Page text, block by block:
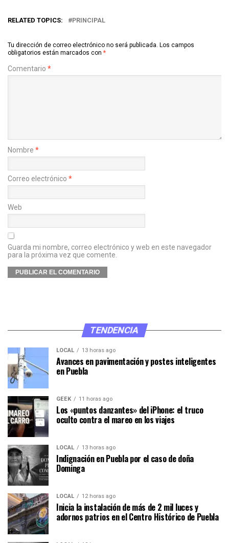
RELATED TOPICS: PRINCIPAL
Tu dirección de correo electrónico no será publicada. Los campos
obligatorios están marcados con *
Comentario *
Nombre *
Correo electrónico *
Web
Guarda mi nombre, correo electrónico y web en este navegador
para la próxima vez que comente.
TENDENCIA
LOCAL 13 horas ago
Avances en pavimentación y postes inteligentes
en Puebla
GEEK 11 horas ago
Los «puntos danzantes» del iPhone: el truco
oculto contra el mareo en los viajes
LOCAL 13 horas ago
Indignación en Puebla por el caso de doña
Dominga
LOCAL 12 horas ago
Inicia la instalación de más de 2 mil luces y
adornos patrios en el Centro Histórico de Puebla